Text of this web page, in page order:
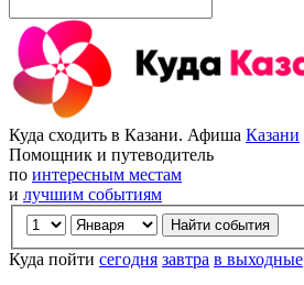
Куда сходить в Казани. Афиша Казани
Помощник и путеводитель
по интересным местам
и лучшим событиям
Куда пойти сегодня завтра в выходные